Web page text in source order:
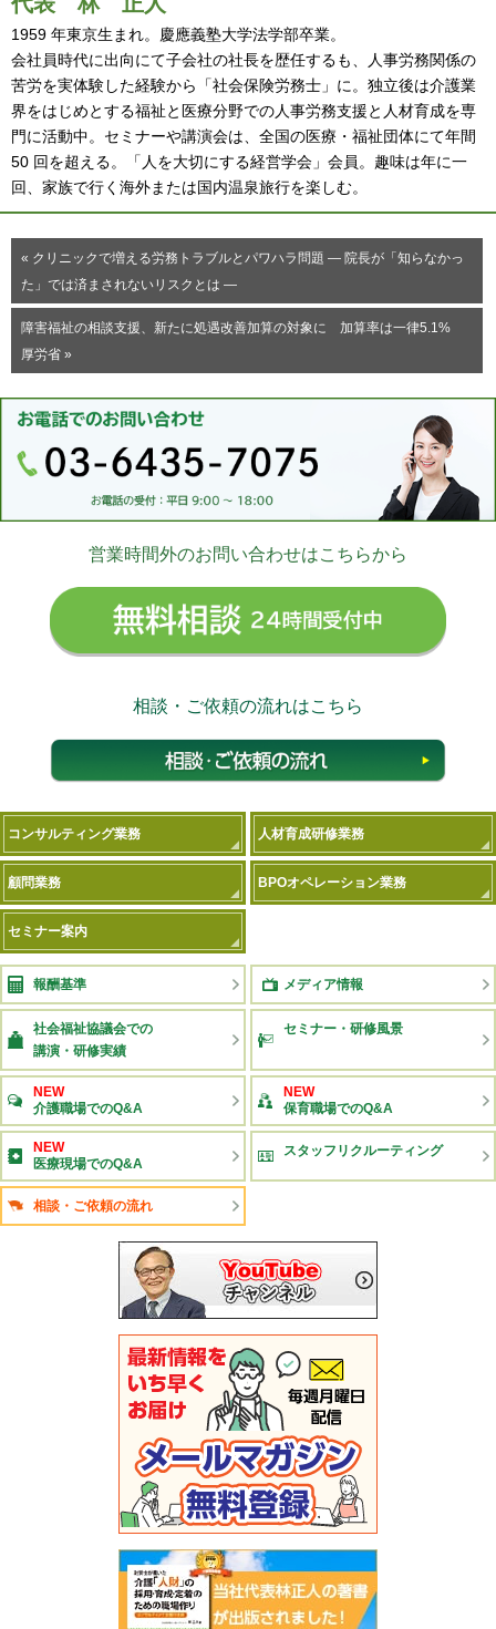
1959 年東京生まれ。慶應義塾大学法学部卒業。
会社員時代に出向にて子会社の社長を歴任するも、人事労務関係の
苦労を実体験した経験から「社会保険労務士」に。独立後は介護業
界をはじめとする福祉と医療分野での人事労務支援と人材育成を専
門に活動中。セミナーや講演会は、全国の医療・福祉団体にて年間
50 回を超える。「人を大切にする経営学会」会員。趣味は年に一
回、家族で行く海外または国内温泉旅行を楽しむ。
« クリニックで増える労務トラブルとパワハラ問題 ― 院長が「知らなかっ
た」では済まされないリスクとは ―
障害福祉の相談支援、新たに処遇改善加算の対象に 加算率は一律5.1%
厚労省 »
営業時間外のお問い合わせはこちらから
相談・ご依頼の流れはこちら
コンサルティング業務 人材育成研修業務
顧問業務 BPOオペレーション業務
セミナー案内
報酬基準 メディア情報
社会福祉協議会での
講演・研修実績
セミナー・研修風景
NEW
介護職場でのQ&A
NEW
保育職場でのQ&A
NEW
医療現場でのQ&A
スタッフリクルーティング
相談・ご依頼の流れ